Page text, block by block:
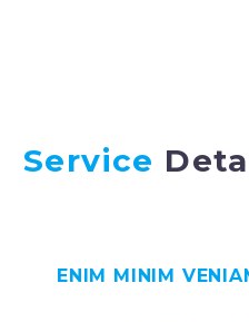
Service
ENIM MINIM